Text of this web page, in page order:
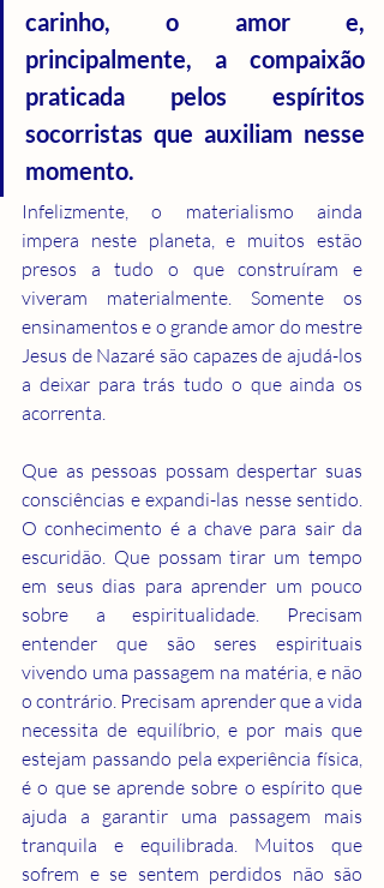
carinho, o amor e,
principalmente, a compaixão
praticada pelos espíritos
socorristas que auxiliam nesse
momento.
Infelizmente, o materialismo ainda
impera neste planeta, e muitos estão
presos a tudo o que construíram e
viveram materialmente. Somente os
ensinamentos e o grande amor do mestre
Jesus de Nazaré são capazes de ajudá-los
a deixar para trás tudo o que ainda os
acorrenta.
Que as pessoas possam despertar suas
consciências e expandi-las nesse sentido.
O conhecimento é a chave para sair da
escuridão. Que possam tirar um tempo
em seus dias para aprender um pouco
sobre a espiritualidade. Precisam
entender que são seres espirituais
vivendo uma passagem na matéria, e não
o contrário. Precisam aprender que a vida
necessita de equilíbrio, e por mais que
estejam passando pela experiência física,
é o que se aprende sobre o espírito que
ajuda a garantir uma passagem mais
tranquila e equilibrada. Muitos que
sofrem e se sentem perdidos não são